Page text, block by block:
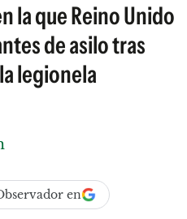
la que Reino Unido
de asilo tras
legionela
en